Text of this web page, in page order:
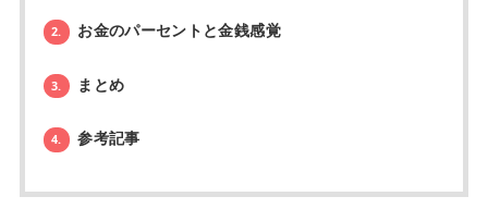
2. お金のパーセントと金銭感覚
3. まとめ
4. 参考記事